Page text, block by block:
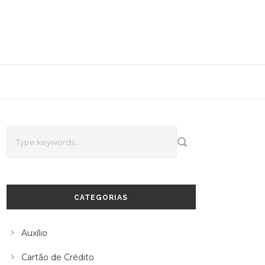
CATEGORIAS
Auxílio
Cartão de Crédito